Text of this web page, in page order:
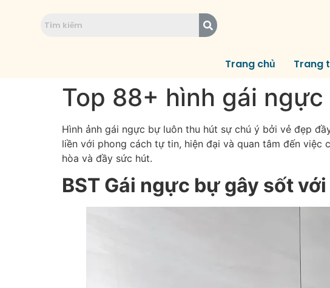
Trang chủ Trang
Top 88+ hình gái
Hình ảnh gái ngực bự luôn thu hút sự chú ý bởi vẻ đẹp
liền với phong cách tự tin, hiện đại và quan tâm đến việc
hòa và đầy sức hút.
BST Gái ngực bự gây sốt